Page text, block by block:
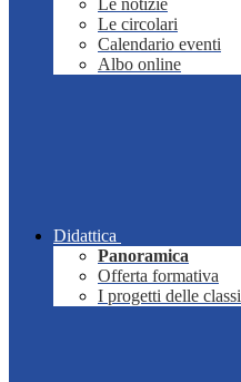
Le notizie
Le circolari
Calendario eventi
Albo online
Didattica
Panoramica
Offerta formativa
I progetti delle classi